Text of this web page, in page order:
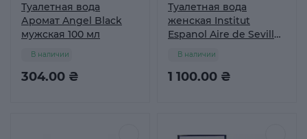
Туалетная вода
Аромат Angel Black
мужская 100 мл
304.00 ₴
В наличии
Туалетная вода
женская Institut
Espanol Aire de Sevilla
1 100.00 ₴
В наличии